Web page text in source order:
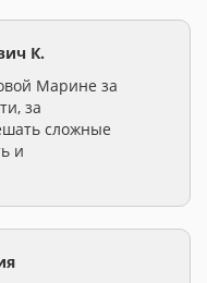
К.
Марине за
за
сложные
и